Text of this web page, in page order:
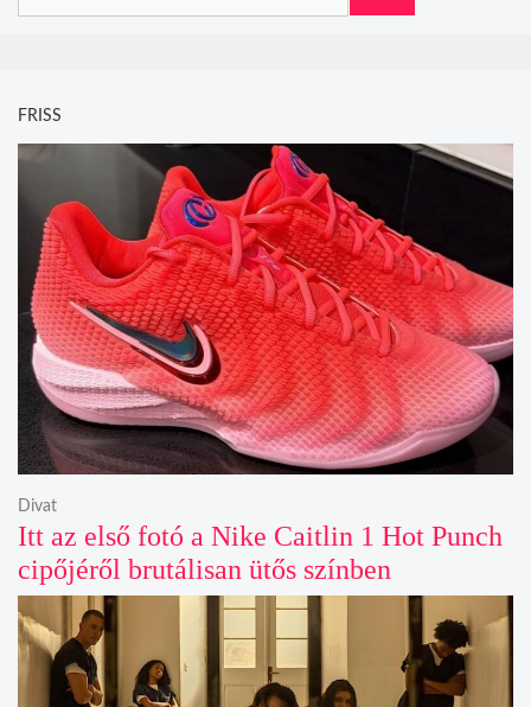
FRISS
Itt az első fotó a Nike Caitlin 1 Hot Punch
cipőjéről brutálisan ütős színben
Divat